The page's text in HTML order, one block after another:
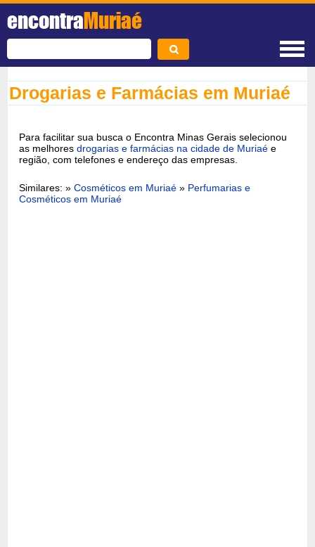
encontraMuriaé
Drogarias e Farmácias em Muriaé
Para facilitar sua busca o Encontra Minas Gerais selecionou
as melhoresdrogarias e farmácias na cidade de Muriaé e
região, com telefones e endereço das empresas.
Similares: »Cosméticos em Muriaé » Perfumarias e
Cosméticos em Muriaé